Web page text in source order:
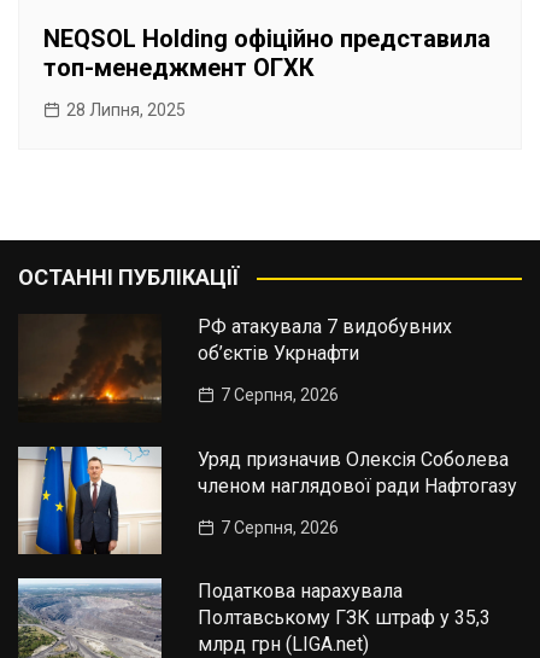
NEQSOL Holding офіційно представила
топ-менеджмент ОГХК
28 Липня, 2025
ОСТАННІ ПУБЛІКАЦІЇ
РФ атакувала 7 видобувних
об’єктів Укрнафти
7 Серпня, 2026
Уряд призначив Олексія Соболева
членом наглядової ради Нафтогазу
7 Серпня, 2026
Податкова нарахувала
Полтавському ГЗК штраф у 35,3
млрд грн (LIGA.net)